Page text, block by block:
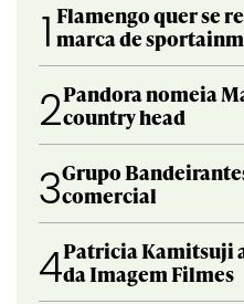
1 Flamengo quer se
marca de
2Pandora nomeia
country head
3Grupo
comercial
4Patricia Kamitsuji
da Imagem Filmes